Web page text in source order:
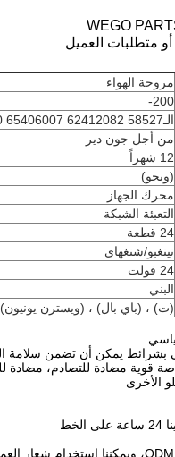
مروحة الهواء
200-
الـ58527 62412082 65406007 G178810130020
من أجل جون دير
12 شهراً
(ويجو)
محرك الجهاز
التعبئة الشبكة
24 قطعة
نينغبو/شنغهاي
24 فولت
البني
(ت) ، (باي بال) ، (ويسترن يونيون)